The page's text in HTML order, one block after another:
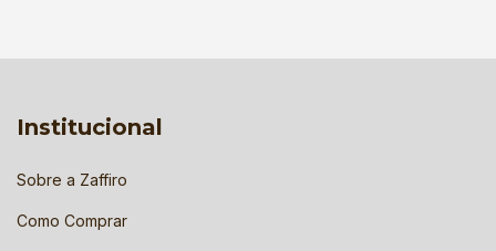
Institucional
Sobre a Zaffiro
Como Comprar